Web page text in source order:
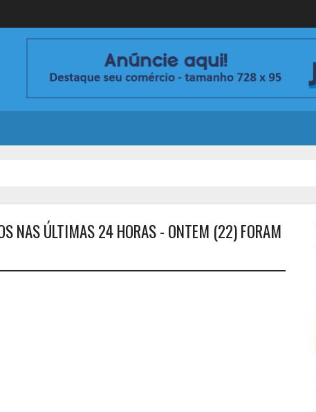
NAS ÚLTIMAS 24 HORAS - ONTEM (22) FORAM